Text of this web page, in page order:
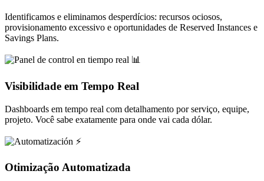
Identificamos e eliminamos desperdícios: recursos ociosos,
provisionamento excessivo e oportunidades de Reserved Instances e
Savings Plans.
📊
Visibilidade em Tempo Real
Dashboards em tempo real com detalhamento por serviço, equipe,
projeto. Você sabe exatamente para onde vai cada dólar.
⚡
Otimização Automatizada